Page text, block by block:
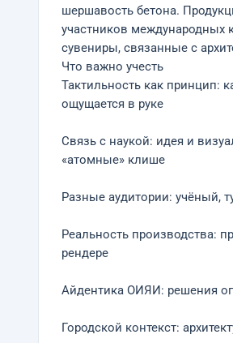
шершавость бетона.
участников международных
сувениры, связанные с
Что важно учесть
Тактильность как принцип:
ощущается в руке
Связь с наукой: идея и
«атомные» клише
Разные аудитории: учёный,
Реальность производства:
рендере
Айдентика ОИЯИ: решения
Городской контекст: